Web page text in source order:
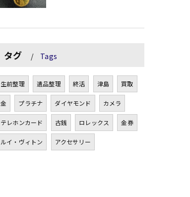
タグ Tags
生前整理 遺品整理 終活 津島 買取
金 プラチナ ダイヤモンド カメラ
テレホンカード 古銭 ロレックス 金券
ルイ・ヴィトン アクセサリー